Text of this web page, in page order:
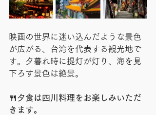
映画の世界に迷い込んだような景色
が広がる、台湾を代表する観光地で
す。夕暮れ時に提灯が灯り、海を見
下ろす景色は絶景。
🍴夕食は四川料理をお楽しみいただ
きます。